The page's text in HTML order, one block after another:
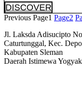
DISCOVER
Previous Page1 Page2
Jl. Laksda Adisucipto
Caturtunggal, Kec.
Kabupaten Sleman
Daerah Istimewa